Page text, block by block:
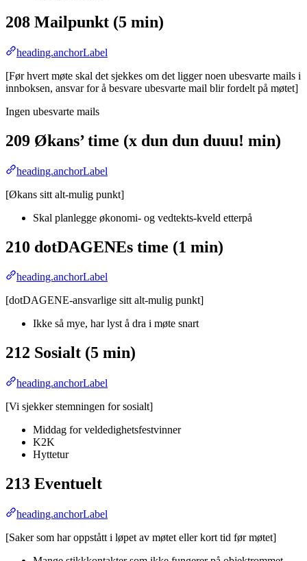
208 Mailpunkt (5 min)
heading.anchorLabel
[Før hvert møte skal det sjekkes om det ligger noen ubesvarte mails i
innboksen, ansvar for å besvare ubesvarte mail blir fordelt på møtet]
Ingen ubesvarte mails
209 Økans’ time (x dun dun duuu! min)
heading.anchorLabel
[Økans sitt alt-mulig punkt]
Skal planlegge økonomi- og vedtekts-kveld etterpå
210 dotDAGENEs time (1 min)
heading.anchorLabel
[dotDAGENE-ansvarlige sitt alt-mulig punkt]
Ikke så mye, har lyst å dra i møte snart
212 Sosialt (5 min)
heading.anchorLabel
[Vi sjekker stemningen for sosialt]
Middag for veldedighetsfestvinner
K2K
Hyttetur
213 Eventuelt
heading.anchorLabel
[Saker som har oppstått i løpet av møtet eller kort tid før møtet]